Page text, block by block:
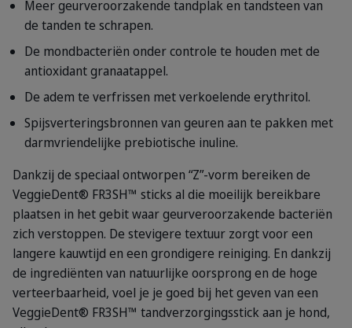
Meer geurveroorzakende tandplak en tandsteen van
de tanden te schrapen.
De mondbacteriën onder controle te houden met de
antioxidant granaatappel.
De adem te verfrissen met verkoelende erythritol.
Spijsverteringsbronnen van geuren aan te pakken met
darmvriendelijke prebiotische inuline.
Dankzij de speciaal ontworpen “Z”-vorm bereiken de
VeggieDent® FR3SH™ sticks al die moeilijk bereikbare
plaatsen in het gebit waar geurveroorzakende bacteriën
zich verstoppen. De stevigere textuur zorgt voor een
langere kauwtijd en een grondigere reiniging. En dankzij
de ingrediënten van natuurlijke oorsprong en de hoge
verteerbaarheid, voel je je goed bij het geven van een
VeggieDent® FR3SH™ tandverzorgingsstick aan je hond,